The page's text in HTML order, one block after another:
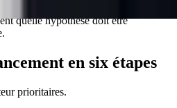
quelle hypothèse doit être
en six étapes
prioritaires.